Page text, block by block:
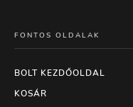
FONTOS OLDALAK
BOLT KEZDŐOLDAL
KOSÁR